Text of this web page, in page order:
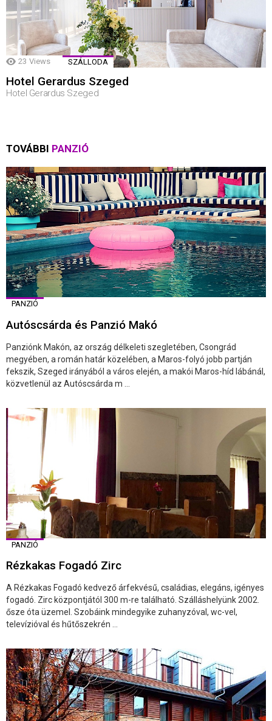
23 Views SZÁLLODA
Hotel Gerardus Szeged
Hotel Gerardus Szeged
TOVÁBBI PANZIÓ
PANZIÓ
Autóscsárda és Panzió Makó
Panziónk Makón, az ország délkeleti szegletében, Csongrád
megyében, a román határ közelében, a Maros-folyó jobb partján
fekszik, Szeged irányából a város elején, a makói Maros-híd lábánál,
közvetlenül az Autóscsárda m ...
PANZIÓ
Rézkakas Fogadó Zirc
A Rézkakas Fogadó kedvező árfekvésű, családias, elegáns, igényes
fogadó. Zirc központjától 300 m-re található. Szálláshelyünk 2002.
ősze óta üzemel. Szobáink mindegyike zuhanyzóval, wc-vel,
televízióval és hűtőszekrén ...